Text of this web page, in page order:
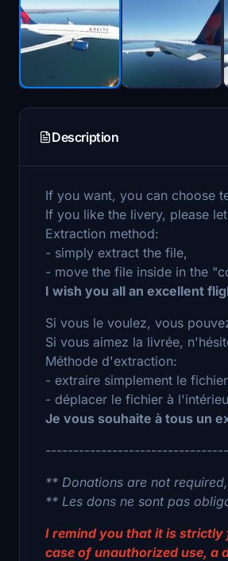
Description
If you want, you can choose
If you like the livery, please
Extraction method:
- simply extract the file,
- move the file inside in the
I wish you all an excellent
Si vous le voulez, vous
Si vous aimez la livrée,
Méthode d'extraction:
- extraire simplement le
- déplacer le fichier à
Je vous souhaite à tous un
** Donations are not
** Les dons ne sont pas
I remind you that it is
case of unauthorized use, a